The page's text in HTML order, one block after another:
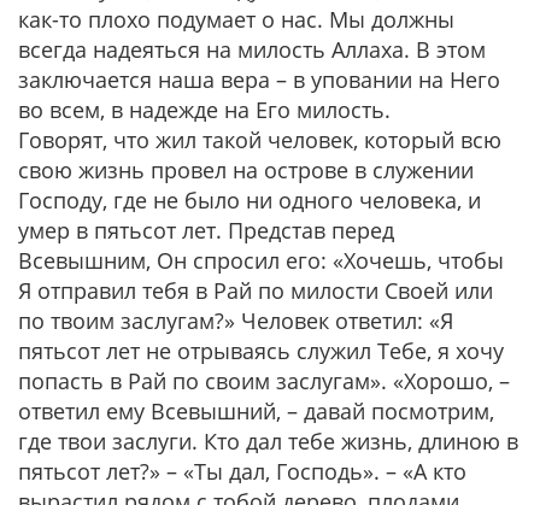
как-то плохо подумает о нас. Мы должны
всегда надеяться на милость Аллаха. В этом
заключается наша вера – в уповании на Него
во всем, в надежде на Его милость.
Говорят, что жил такой человек, который всю
свою жизнь провел на острове в служении
Господу, где не было ни одного человека, и
умер в пятьсот лет. Представ перед
Всевышним, Он спросил его: «Хочешь, чтобы
Я отправил тебя в Рай по милости Своей или
по твоим заслугам?» Человек ответил: «Я
пятьсот лет не отрываясь служил Тебе, я хочу
попасть в Рай по своим заслугам». «Хорошо, –
ответил ему Всевышний, – давай посмотрим,
где твои заслуги. Кто дал тебе жизнь, длиною в
пятьсот лет?» – «Ты дал, Господь». – «А кто